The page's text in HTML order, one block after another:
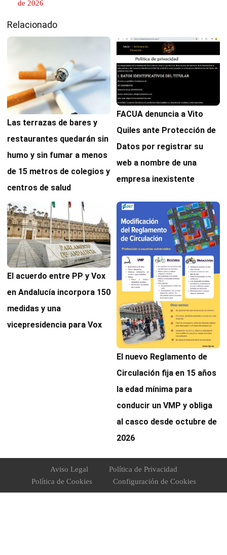
de 2026
Relacionado
Las terrazas de bares y
restaurantes quedarán sin
humo y sin fumar a menos
de 15 metros de colegios y
centros de salud
FACUA denuncia a Vito
Quiles ante Protección de
Datos por registrar su
web a nombre de una
empresa inexistente
El acuerdo entre PP y Vox
en Andalucía incorpora 150
medidas y una
vicepresidencia para Vox
El nuevo Reglamento de
Circulación fija en 15 años
la edad mínima para
conducir un VMP y obliga
al casco desde octubre de
2026
Aviso Legal
Política de Privacidad
Política de Cookies
Configuración de Cookies